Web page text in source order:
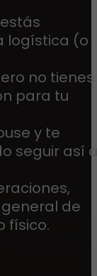
logística (o
no tienes
para tu
y te
seguir así
de
físico.